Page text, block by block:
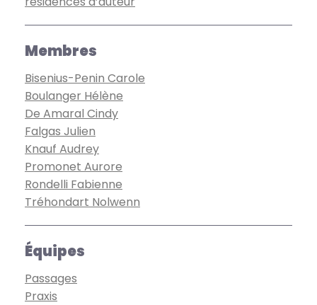
Membres
Bisenius-Penin Carole
Boulanger Hélène
De Amaral Cindy
Falgas Julien
Knauf Audrey
Promonet Aurore
Rondelli Fabienne
Tréhondart Nolwenn
Équipes
Passages
Praxis